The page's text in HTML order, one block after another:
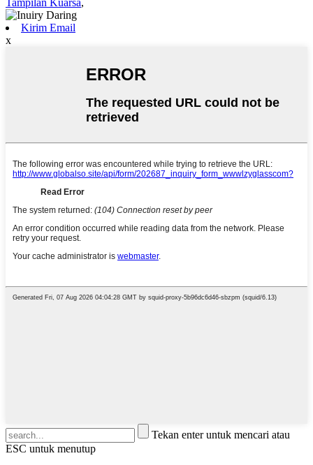
Tampilan Kuarsa,
Kirim Email
x
Tekan enter untuk mencari atau
ESC untuk menutup